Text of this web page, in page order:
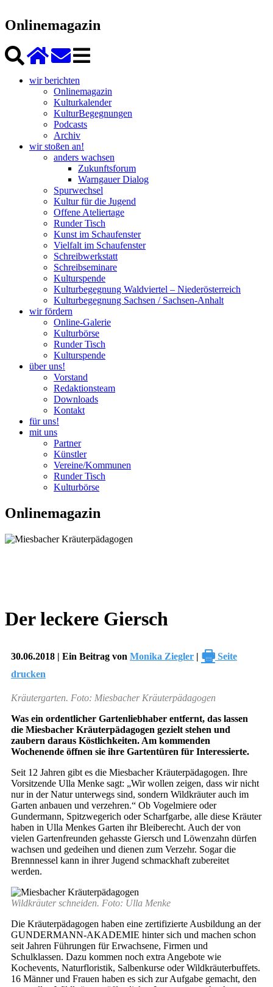
Onlinemagazin
wir berichten
Onlinemagazin
Kulturkalender
KulturBegegnungen
Podcasts
Archiv
wir stoßen an!
anders wachsen
Zukunftsforum
Warngauer Dialog
Spurwechsel
Kultur für die Jugend
Offene Ateliertage
Runder Tisch
Kunst im Schaufenster
Vielfalt im Schaufenster
Schreibwerkstatt
Schreibseminare
Kulturspende
Kulturbegegnung Waldviertel – Niederösterreich
Kulturbegegnung Sachsen / Sachsen-Anhalt
wir fördern
Online-Galerie
Kulturbörse
Runder Tisch
Kulturspende
über uns!
Vorstand
Redaktionsteam
Downloads
Kontakt
für uns!
mit uns
Partner
Künstler
Vereine/Kommunen
Runder Tisch
Kulturbörse
Onlinemagazin
Der leckere Giersch
30.06.2018 | Ein Beitrag von Monika Ziegler | 🖶 Seite
drucken
Kräutergarten. Foto: Miesbacher Kräuterpädagogen
Was ein ordentlicher Gartenliebhaber entfernt, das lassen
die Miesbacher Kräuterpädagogen gezielt stehen und
zaubern daraus Köstlichkeiten. Am kommenden
Wochenende öffnen sie ihre Gartentüren für Interessierte.
Seit 12 Jahren gibt es die Miesbacher Kräuterpädagogen. Ihre
Vorsitzende Ulla Menke sagt: „Wir wollen zeigen, dass wir nicht
nur in der Natur unterwegs sind, sondern Wildkräuter auch im
Garten anbauen und verzehren.“ Ob Vogelmiere oder
Gundermann, Spitzwegerich oder Scharfgarbe, alle diese Kräuter
haben in Ulla Menkes Garten ihr Bleiberecht. Auch der von
vielen Gartenfreunden gehasste Giersch und Löwenzahn dürfen
wachsen und gedeihen und dienen zum Verzehr. Sogar die
Brennnessel kann in ihrer Jugend schmackhaft zubereitet
werden.
Wildkräuter schneiden. Foto: Ulla Menke
Die Kräuterpädagogen haben eine zertifizierte Ausbildung an der
GUNDERMANN-AKADEMIE hinter sich und machen schon
seit Jahren Führungen für Erwachsene, Firmen und
Schulklassen. Dazu kommen noch extra Angebote wie
Kochevents, Naturfloristik, Salbenkurse oder Wildkräuterbuffets.
16 Männer und Frauen haben es sich zur Aufgabe gemacht, den